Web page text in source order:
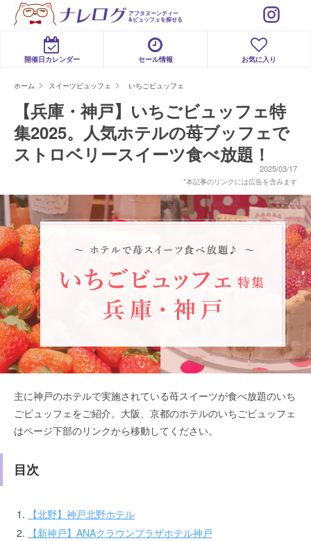
アフタヌーンティー
&ビュッフェを探せる
開催日カレンダー セール情報 お気に入り
ホーム スイーツビュッフェ いちごビュッフェ
【兵庫・神戸】いちごビュッフェ特
集2025。人気ホテルの苺ブッフェで
ストロベリースイーツ食べ放題！
2025/03/17
*本記事のリンクには広告を含みます
主に神戸のホテルで実施されている苺スイーツが食べ放題のいち
ごビュッフェをご紹介。大阪、京都のホテルのいちごビュッフェ
はページ下部のリンクから移動してください。
目次
【北野】神戸北野ホテル
【新神戸】ANAクラウンプラザホテル神戸